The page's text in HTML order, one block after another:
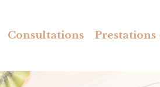
Consultations Prestations